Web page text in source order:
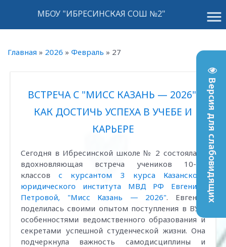
Версия для слабовидящих
menu
МБОУ "ИБРЕСИНСКАЯ СОШ №2"
Главная » 2026 » Февраль » 27
ВСТРЕЧА С "МИСС КАЗАНЬ — 2026":
КАК ДОСТИЧЬ УСПЕХА В УЧЕБЕ И
КАРЬЕРЕ
Сегодня в Ибресинской школе № 2 состоялась
вдохновляющая встреча учеников 10-11
классовс курсантом 3 курса Казанского
юридического института МВД РФ Евгенией
Петровой, "Мисс Казань — 2026". Евгения
поделилась своими опытом поступления в ВУЗ,
особенностями ведомственного образования и
секретами успешной студенческой жизни. Она
подчеркнула важность самодисциплины и